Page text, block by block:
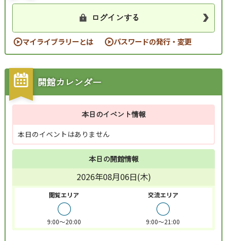
ログインする
マイライブラリーとは パスワードの発行・変更
開館カレンダー
本日のイベント情報
本日のイベントはありません
本日の開館情報
2026年08月06日(木)
閲覧エリア
○
9:00～20:00
交流エリア
○
9:00～21:00